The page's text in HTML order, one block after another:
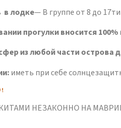
в лодке— В группе от 8 до
прогулки вносится
из любой части острова
иметь при себе
НЕЗАКОННО НА